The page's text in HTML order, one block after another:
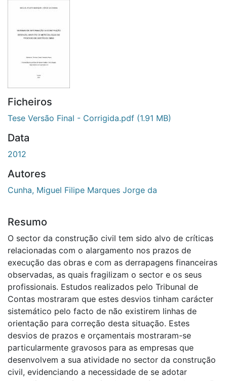
Ficheiros
Tese Versão Final - Corrigida.pdf (1.91 MB)
Data
2012
Autores
Cunha, Miguel Filipe Marques Jorge da
Resumo
O sector da construção civil tem sido alvo de críticas
relacionadas com o alargamento nos prazos de
execução das obras e com as derrapagens financeiras
observadas, as quais fragilizam o sector e os seus
profissionais. Estudos realizados pelo Tribunal de
Contas mostraram que estes desvios tinham carácter
sistemático pelo facto de não existirem linhas de
orientação para correção desta situação. Estes
desvios de prazos e orçamentais mostraram-se
particularmente gravosos para as empresas que
desenvolvem a sua atividade no sector da construção
civil, evidenciando a necessidade de se adotar